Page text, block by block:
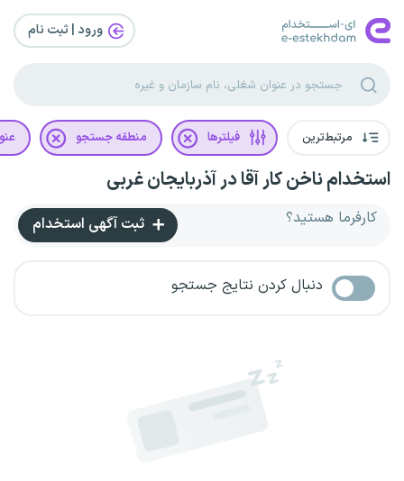
ورود | ثبت‌ نام
مرتبط‌ترین فیلترها منطقه جستجو
استخدام ناخن کار آقا در آذربایجان غربی
کارفرما هستید؟ ثبت آگهی استخدام
دنبال کردن نتایج جستجو